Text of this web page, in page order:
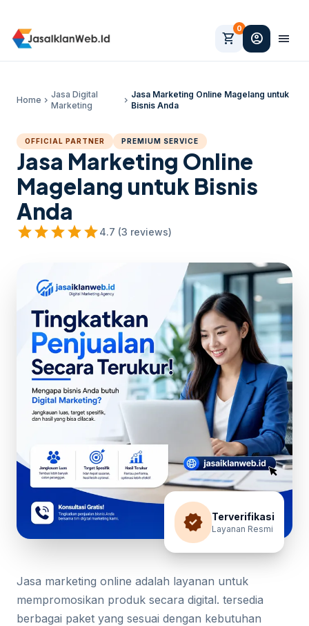
shopping_cart
0
account_circle menu
Home chevron_right
Jasa Digital
Marketing
chevron_right
Jasa Marketing Online Magelang untuk
Bisnis Anda
OFFICIAL PARTNER PREMIUM SERVICE
Jasa Marketing Online
Magelang untuk Bisnis
Anda
starstarstarstarstar4.7 (3 reviews)
verified Terverifikasi
Layanan Resmi
Jasa marketing online adalah layanan untuk
mempromosikan produk secara digital. tersedia
berbagai paket yang sesuai dengan kebutuhan